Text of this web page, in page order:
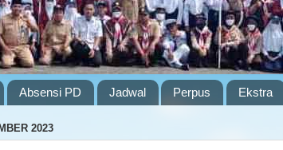
Absensi PD Jadwal Perpus Ekstra
2023